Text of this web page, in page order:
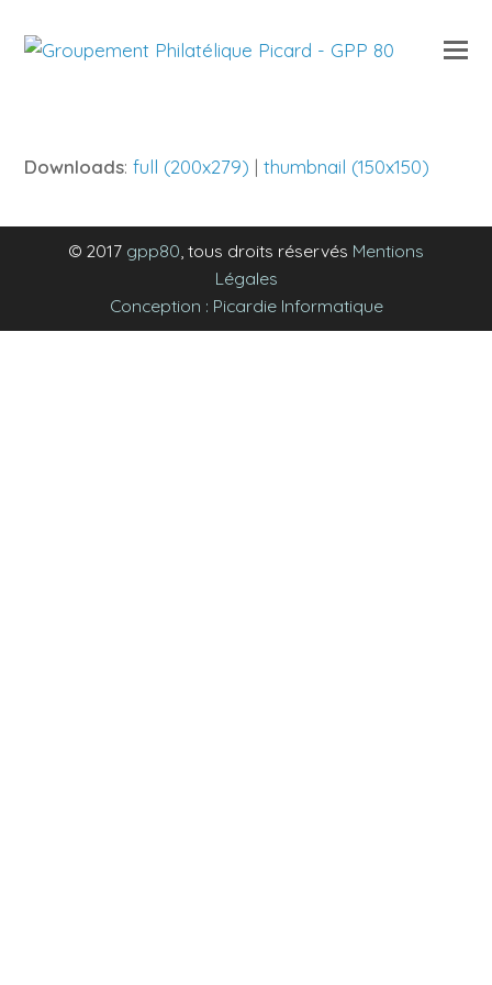
Downloads:full (200x279) |thumbnail (150x150)
© 2017 gpp80, tous droits réservés Mentions
Légales
Conception : Picardie Informatique